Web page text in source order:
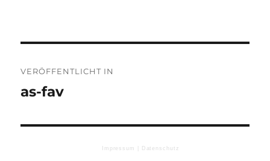
VERÖFFENTLICHT IN
as-fav
Impressum | Datenschutz